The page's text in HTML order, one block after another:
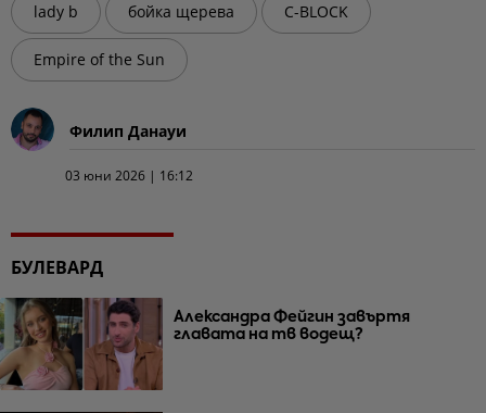
lady b бойка щерева C-BLOCK
Empire of the Sun
Филип Данауи
03 юни 2026 | 16:12
БУЛЕВАРД
Александра Фейгин завъртя
главата на тв водещ?